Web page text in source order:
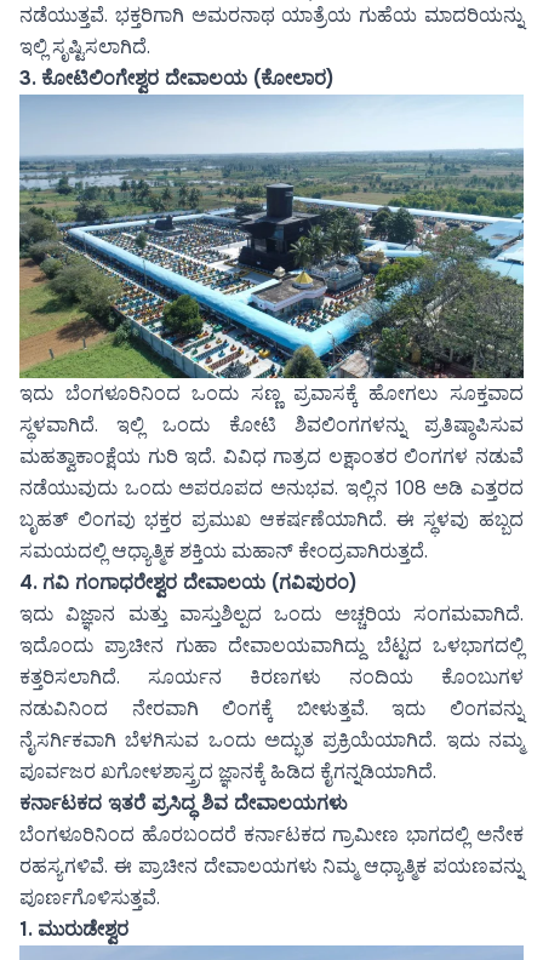
ನಡೆಯುತ್ತವೆ. ಭಕ್ತರಿಗಾಗಿ ಅಮರನಾಥ ಯಾತ್ರೆಯ ಗುಹೆಯ ಮಾದರಿಯನ್ನು
ಇಲ್ಲಿ ಸೃಷ್ಟಿಸಲಾಗಿದೆ.
3. ಕೋಟಿಲಿಂಗೇಶ್ವರ ದೇವಾಲಯ (ಕೋಲಾರ)
ಇದು ಬೆಂಗಳೂರಿನಿಂದ ಒಂದು ಸಣ್ಣ ಪ್ರವಾಸಕ್ಕೆ ಹೋಗಲು ಸೂಕ್ತವಾದ
ಸ್ಥಳವಾಗಿದೆ. ಇಲ್ಲಿ ಒಂದು ಕೋಟಿ ಶಿವಲಿಂಗಗಳನ್ನು ಪ್ರತಿಷ್ಠಾಪಿಸುವ
ಮಹತ್ವಾಕಾಂಕ್ಷೆಯ ಗುರಿ ಇದೆ. ವಿವಿಧ ಗಾತ್ರದ ಲಕ್ಷಾಂತರ ಲಿಂಗಗಳ ನಡುವೆ
ನಡೆಯುವುದು ಒಂದು ಅಪರೂಪದ ಅನುಭವ. ಇಲ್ಲಿನ 108 ಅಡಿ ಎತ್ತರದ
ಬೃಹತ್ ಲಿಂಗವು ಭಕ್ತರ ಪ್ರಮುಖ ಆಕರ್ಷಣೆಯಾಗಿದೆ. ಈ ಸ್ಥಳವು ಹಬ್ಬದ
ಸಮಯದಲ್ಲಿ ಆಧ್ಯಾತ್ಮಿಕ ಶಕ್ತಿಯ ಮಹಾನ್ ಕೇಂದ್ರವಾಗಿರುತ್ತದೆ.
4. ಗವಿ ಗಂಗಾಧರೇಶ್ವರ ದೇವಾಲಯ (ಗವಿಪುರಂ)
ಇದು ವಿಜ್ಞಾನ ಮತ್ತು ವಾಸ್ತುಶಿಲ್ಪದ ಒಂದು ಅಚ್ಚರಿಯ ಸಂಗಮವಾಗಿದೆ.
ಇದೊಂದು ಪ್ರಾಚೀನ ಗುಹಾ ದೇವಾಲಯವಾಗಿದ್ದು ಬೆಟ್ಟದ ಒಳಭಾಗದಲ್ಲಿ
ಕತ್ತರಿಸಲಾಗಿದೆ. ಸೂರ್ಯನ ಕಿರಣಗಳು ನಂದಿಯ ಕೊಂಬುಗಳ
ನಡುವಿನಿಂದ ನೇರವಾಗಿ ಲಿಂಗಕ್ಕೆ ಬೀಳುತ್ತವೆ. ಇದು ಲಿಂಗವನ್ನು
ನೈಸರ್ಗಿಕವಾಗಿ ಬೆಳಗಿಸುವ ಒಂದು ಅದ್ಭುತ ಪ್ರಕ್ರಿಯೆಯಾಗಿದೆ. ಇದು ನಮ್ಮ
ಪೂರ್ವಜರ ಖಗೋಳಶಾಸ್ತ್ರದ ಜ್ಞಾನಕ್ಕೆ ಹಿಡಿದ ಕೈಗನ್ನಡಿಯಾಗಿದೆ.
ಕರ್ನಾಟಕದ ಇತರೆ ಪ್ರಸಿದ್ಧ ಶಿವ ದೇವಾಲಯಗಳು
ಬೆಂಗಳೂರಿನಿಂದ ಹೊರಬಂದರೆ ಕರ್ನಾಟಕದ ಗ್ರಾಮೀಣ ಭಾಗದಲ್ಲಿ ಅನೇಕ
ರಹಸ್ಯಗಳಿವೆ. ಈ ಪ್ರಾಚೀನ ದೇವಾಲಯಗಳು ನಿಮ್ಮ ಆಧ್ಯಾತ್ಮಿಕ ಪಯಣವನ್ನು
ಪೂರ್ಣಗೊಳಿಸುತ್ತವೆ.
1. ಮುರುಡೇಶ್ವರ